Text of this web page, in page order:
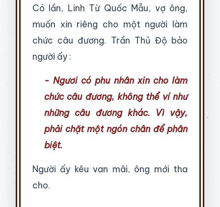
Có lần, Linh Từ Quốc Mẫu, vợ ông,
muốn xin riêng cho một người làm
chức câu đương. Trần Thủ Độ bảo
người ấy :
- Ngươi có phu nhân xin cho làm
chức câu đương, không thể ví như
những câu đương khác. Vì vậy,
phải chặt một ngón chân để phân
biệt.
Người ấy kêu van mãi, ông mới tha
cho.